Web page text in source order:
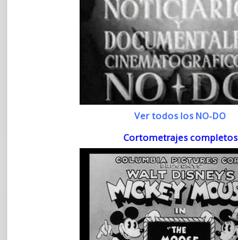
Ver todos los NO-DO
Cortometrajes completos